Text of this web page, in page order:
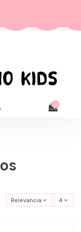
0
Relevancia 4